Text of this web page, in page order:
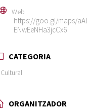
Web
https://goo.gl/maps/aAL
ENwEeNHa3jcCx6
CATEGORIA
Cultural
ORGANITZADOR